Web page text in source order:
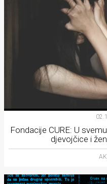
Fondacije CURE: U
djevojčice i